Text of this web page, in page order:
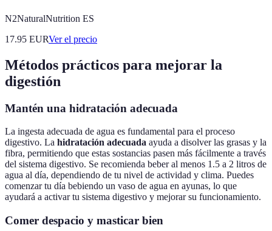
N2NaturalNutrition ES
17.95 EURVer el precio
Métodos prácticos para mejorar la
digestión
Mantén una hidratación adecuada
La ingesta adecuada de agua es fundamental para el proceso
digestivo. La hidratación adecuada ayuda a disolver las grasas y la
fibra, permitiendo que estas sostancias pasen más fácilmente a través
del sistema digestivo. Se recomienda beber al menos 1.5 a 2 litros de
agua al día, dependiendo de tu nivel de actividad y clima. Puedes
comenzar tu día bebiendo un vaso de agua en ayunas, lo que
ayudará a activar tu sistema digestivo y mejorar su funcionamiento.
Comer despacio y masticar bien